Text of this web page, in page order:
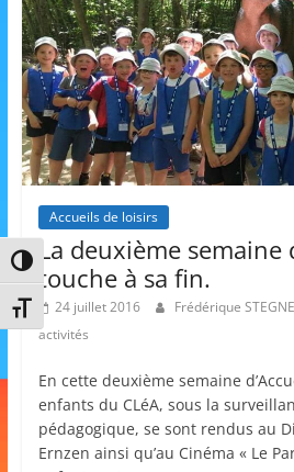
Passer en contraste élevé
Changer la taille de la police
,
é
d
u
c
a
i
n
A
n
i
Accueils de loisirs
La deuxième semaine
touche à sa fin.
24 juillet 2016 Frédérique
activités
En cette deuxième semaine
enfants du CLéA, sous la
pédagogique, se sont rendus au
Ernzen ainsi qu’au Cinéma « Le